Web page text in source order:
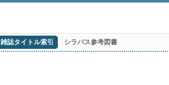
雑誌タイトル索引 シラバス参考図書